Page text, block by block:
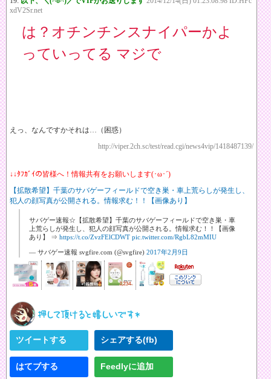
xdV2Sr.net
は？オチンチンスナイパーかよ
っていってる マジで
えっ、なんですかそれは…（困惑）
http://viper.2ch.sc/test/read.cgi/news4vip/1418487139/
↓↓ﾀﾌｶﾞｲの皆様へ！情報共有をお願いします(･ω･´)
【拡散希望】千葉のサバゲーフィールドで空き巣・車上荒らしが発生し、
犯人の顔写真が公開される。情報求む！！【画像あり】
サバゲー速報☆【拡散希望】千葉のサバゲーフィールドで空き巣・車
上荒らしが発生し、犯人の顔写真が公開される。情報求む！！【画像
あり】 ⇒ https://t.co/ZvzFElCDWT pic.twitter.com/RgbL82mMIU
— サバゲー速報 svgfire.com (@svgfire) 2017年2月9日
ツイートする シェアする(fb)
はてブする Feedlyに追加